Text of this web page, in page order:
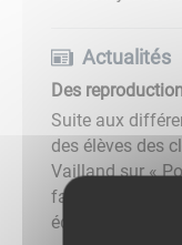
Actualités
Des
Suite aux
des élèves des
Vailland sur «
face à plusieurs
éducatif du